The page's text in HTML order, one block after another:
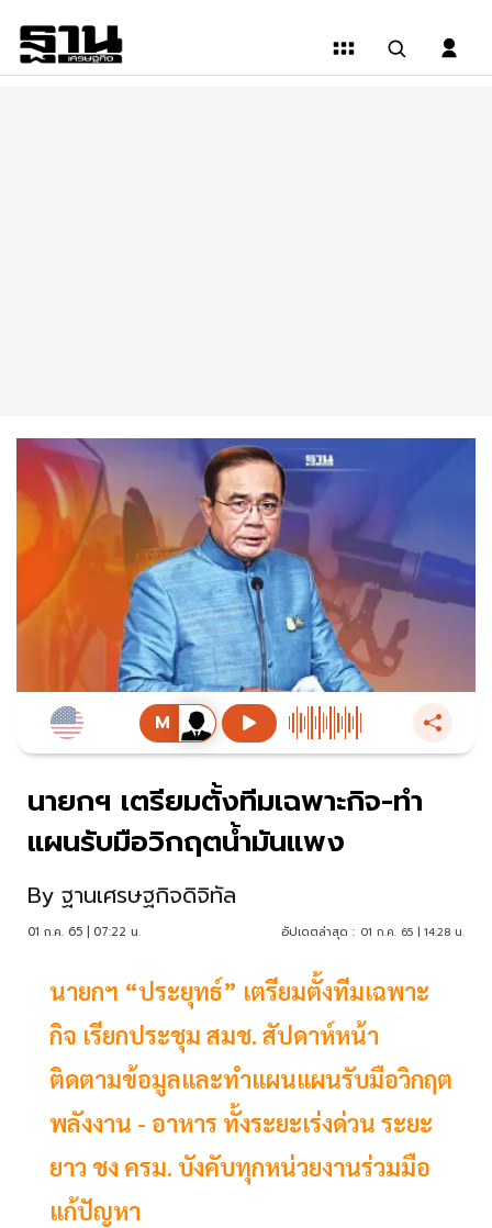
นายกฯ เตรียมตั้งทีมเฉพาะกิจ-ทำ
แผนรับมือวิกฤตน้ำมันแพง
By ฐานเศรษฐกิจดิจิทัล
01 ก.ค. 65 | 07:22 น. อัปเดตล่าสุด : 01 ก.ค. 65 | 14:28 น.
นายกฯ “ประยุทธ์” เตรียมตั้งทีมเฉพาะ
กิจ เรียกประชุม สมช. สัปดาห์หน้า
ติดตามข้อมูลและทำแผนแผนรับมือวิกฤต
พลังงาน - อาหาร ทั้งระยะเร่งด่วน ระยะ
ยาว ชง ครม. บังคับทุกหน่วยงานร่วมมือ
แก้ปัญหา